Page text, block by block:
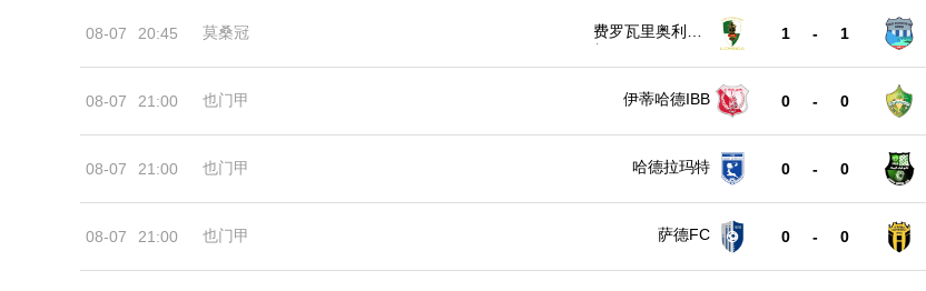
08-07 20:45 莫桑冠
费罗瓦里奥利欣
1 - 1
08-07 21:00 也门甲 伊蒂哈德IBB 0 - 0
08-07 21:00 也门甲 哈德拉玛特 0 - 0
08-07 21:00 也门甲 萨德FC 0 - 0